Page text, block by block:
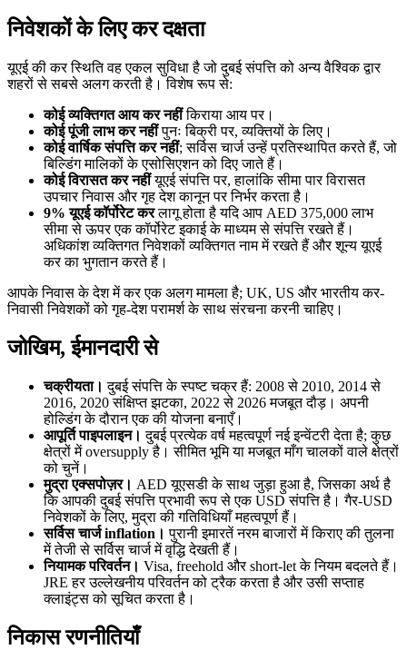
निवेशकों के लिए कर दक्षता
यूएई की कर स्थिति वह एकल सुविधा है जो दुबई संपत्ति को अन्य वैश्विक द्वार
शहरों से सबसे अलग करती है। विशेष रूप से:
कोई व्यक्तिगत आय कर नहीं किराया आय पर।
कोई पूंजी लाभ कर नहीं पुनः बिक्री पर, व्यक्तियों के लिए।
कोई वार्षिक संपत्ति कर नहीं; सर्विस चार्ज उन्हें प्रतिस्थापित करते हैं, जो
बिल्डिंग मालिकों के एसोसिएशन को दिए जाते हैं।
कोई विरासत कर नहीं यूएई संपत्ति पर, हालांकि सीमा पार विरासत
उपचार निवास और गृह देश कानून पर निर्भर करता है।
9% यूएई कॉर्पोरेट कर लागू होता है यदि आप AED 375,000 लाभ
सीमा से ऊपर एक कॉर्पोरेट इकाई के माध्यम से संपत्ति रखते हैं।
अधिकांश व्यक्तिगत निवेशकों व्यक्तिगत नाम में रखते हैं और शून्य यूएई
कर का भुगतान करते हैं।
आपके निवास के देश में कर एक अलग मामला है; UK, US और भारतीय कर-
निवासी निवेशकों को गृह-देश परामर्श के साथ संरचना करनी चाहिए।
जोखिम, ईमानदारी से
चक्रीयता। दुबई संपत्ति के स्पष्ट चक्र हैं: 2008 से 2010, 2014 से
2016, 2020 संक्षिप्त झटका, 2022 से 2026 मजबूत दौड़। अपनी
होल्डिंग के दौरान एक की योजना बनाएँ।
आपूर्ति पाइपलाइन। दुबई प्रत्येक वर्ष महत्वपूर्ण नई इन्वेंटरी देता है; कुछ
क्षेत्रों में oversupply है। सीमित भूमि या मजबूत माँग चालकों वाले क्षेत्रों
को चुनें।
मुद्रा एक्सपोज़र। AED यूएसडी के साथ जुड़ा हुआ है, जिसका अर्थ है
कि आपकी दुबई संपत्ति प्रभावी रूप से एक USD संपत्ति है। गैर-USD
निवेशकों के लिए, मुद्रा की गतिविधियाँ महत्वपूर्ण हैं।
सर्विस चार्ज inflation। पुरानी इमारतें नरम बाजारों में किराए की तुलना
में तेजी से सर्विस चार्ज में वृद्धि देखती हैं।
नियामक परिवर्तन। Visa, freehold और short-let के नियम बदलते हैं।
JRE हर उल्लेखनीय परिवर्तन को ट्रैक करता है और उसी सप्ताह
क्लाइंट्स को सूचित करता है।
निकास रणनीतियाँ